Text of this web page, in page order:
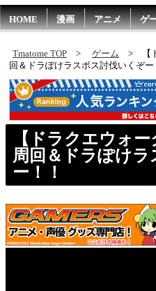
HOME 漫画 アニメ ゲ
Tmatome TOP ゲーム
回＆ドラぽけラスボス討伐いくぞー
【ドラクエウォ
周回＆ドラぽけ
ー！！